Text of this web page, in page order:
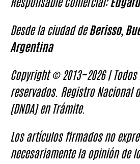
Desde la ciudad deBerisso,
Argentina
Copyright © 2013~2026 |
reservados. Registro Nacional
(DNDA) en Trámite.
Los artículos firmados no
necesariamente la opinión de